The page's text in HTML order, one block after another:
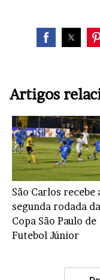
Artigos
São Carlos recebe
segunda rodada da
Copa São Paulo de
Futebol Júnior